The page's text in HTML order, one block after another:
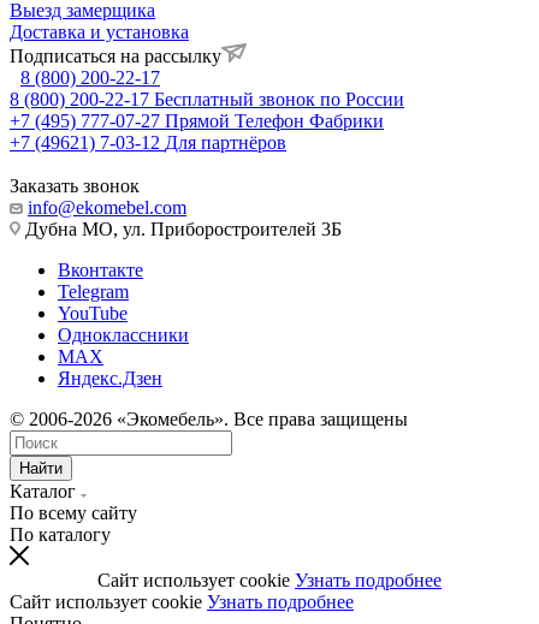
Выезд замерщика
Доставка и установка
Подписаться на рассылку
8 (800) 200-22-17
8 (800) 200-22-17 Бесплатный звонок по России
+7 (495) 777-07-27 Прямой Телефон Фабрики
+7 (49621) 7-03-12 Для партнёров
Заказать звонок
info@ekomebel.com
Дубна МО, ул. Приборостроителей 3Б
Вконтакте
Telegram
YouTube
Одноклассники
MAX
Яндекс.Дзен
© 2006-2026 «Экомебель». Все права защищены
Найти
Каталог
По всему сайту
По каталогу
Сайт использует cookie Узнать подробнее
Сайт использует cookie Узнать подробнее